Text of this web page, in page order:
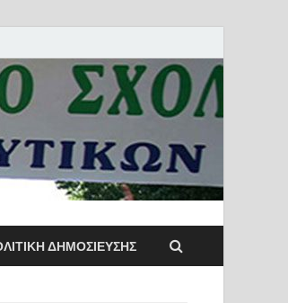
Π.Ε.
ΔΗΜΟΣΊΕΥΣΗΣ